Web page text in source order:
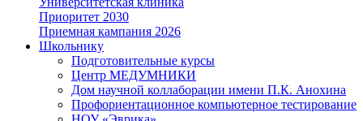
Приоритет 2030
Приемная кампания 2026
Школьнику
Подготовительные курсы
Центр МЕДУМНИКИ
Дом научной коллаборации имени П.К. Анохина
Профориентационное компьютерное тестирование